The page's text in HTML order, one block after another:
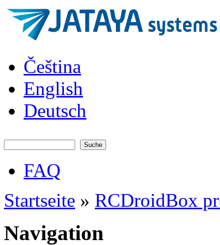
Direkt zum Inhalt
systems -
elektronika
pro RC
modely
Čeština
English
Deutsch
Hauptmenü
FAQ
Sie sind hier
Startseite » RCDroidBox
Navigation